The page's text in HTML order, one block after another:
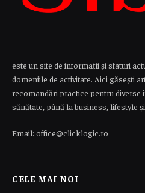
este un site de informații și sfaturi
domeniile de activitate. Aici găsești
recomandări practice pentru diverse
sănătate, până la business, lifestyle
Email: office@clicklogic.ro
CELE MAI NOI